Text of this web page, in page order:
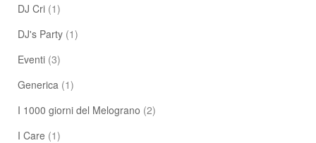
DJ Cri (1)
DJ's Party (1)
Eventi (3)
Generica (1)
I 1000 giorni del Melograno (2)
I Care (1)